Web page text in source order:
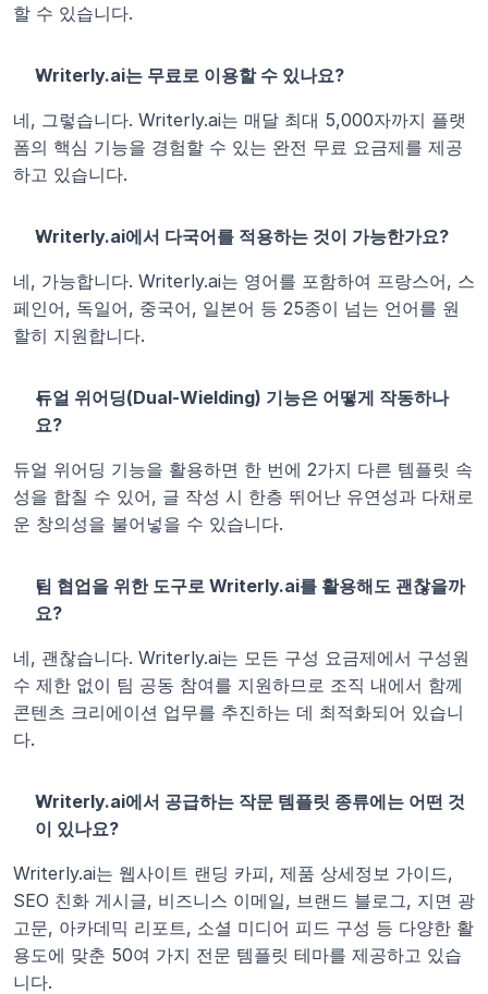
할 수 있습니다.
Writerly.ai는 무료로 이용할 수 있나요?
네, 그렇습니다. Writerly.ai는 매달 최대 5,000자까지 플랫
폼의 핵심 기능을 경험할 수 있는 완전 무료 요금제를 제공
하고 있습니다.
Writerly.ai에서 다국어를 적용하는 것이 가능한가요?
네, 가능합니다. Writerly.ai는 영어를 포함하여 프랑스어, 스
페인어, 독일어, 중국어, 일본어 등 25종이 넘는 언어를 원
할히 지원합니다.
듀얼 위어딩(Dual-Wielding) 기능은 어떻게 작동하나
요?
듀얼 위어딩 기능을 활용하면 한 번에 2가지 다른 템플릿 속
성을 합칠 수 있어, 글 작성 시 한층 뛰어난 유연성과 다채로
운 창의성을 불어넣을 수 있습니다.
팀 협업을 위한 도구로 Writerly.ai를 활용해도 괜찮을까
요?
네, 괜찮습니다. Writerly.ai는 모든 구성 요금제에서 구성원
수 제한 없이 팀 공동 참여를 지원하므로 조직 내에서 함께
콘텐츠 크리에이션 업무를 추진하는 데 최적화되어 있습니
다.
Writerly.ai에서 공급하는 작문 템플릿 종류에는 어떤 것
이 있나요?
Writerly.ai는 웹사이트 랜딩 카피, 제품 상세정보 가이드,
SEO 친화 게시글, 비즈니스 이메일, 브랜드 블로그, 지면 광
고문, 아카데믹 리포트, 소셜 미디어 피드 구성 등 다양한 활
용도에 맞춘 50여 가지 전문 템플릿 테마를 제공하고 있습
니다.